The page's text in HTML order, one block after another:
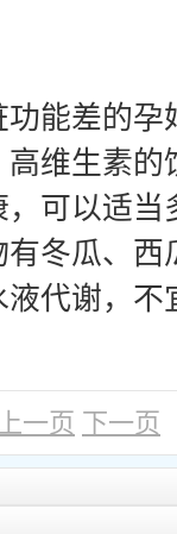
差的孕妇
维生素
可以适
冬瓜、
代谢，不
上一页 下一页